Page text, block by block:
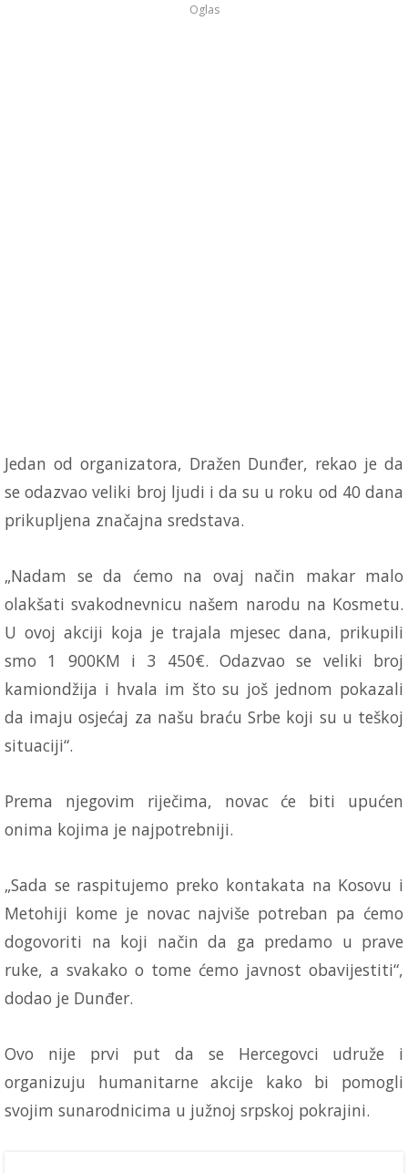
Oglas
Jedan od organizatora, Dražen Dunđer, rekao je da
se odazvao veliki broj ljudi i da su u roku od 40 dana
prikupljena značajna sredstava.
„Nadam se da ćemo na ovaj način makar malo
olakšati svakodnevnicu našem narodu na Kosmetu.
U ovoj akciji koja je trajala mjesec dana, prikupili
smo 1 900KM i 3 450€. Odazvao se veliki broj
kamiondžija i hvala im što su još jednom pokazali
da imaju osjećaj za našu braću Srbe koji su u teškoj
situaciji“.
Prema njegovim riječima, novac će biti upućen
onima kojima je najpotrebniji.
„Sada se raspitujemo preko kontakata na Kosovu i
Metohiji kome je novac najviše potreban pa ćemo
dogovoriti na koji način da ga predamo u prave
ruke, a svakako o tome ćemo javnost obavijestiti“,
dodao je Dunđer.
Ovo nije prvi put da se Hercegovci udruže i
organizuju humanitarne akcije kako bi pomogli
svojim sunarodnicima u južnoj srpskoj pokrajini.